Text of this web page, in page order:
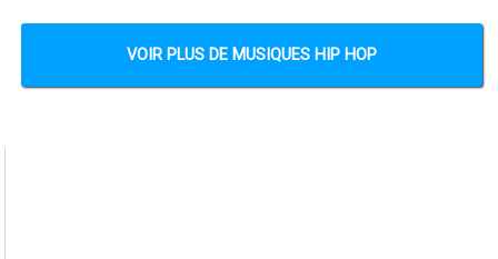
VOIR PLUS DE MUSIQUES HIP HOP